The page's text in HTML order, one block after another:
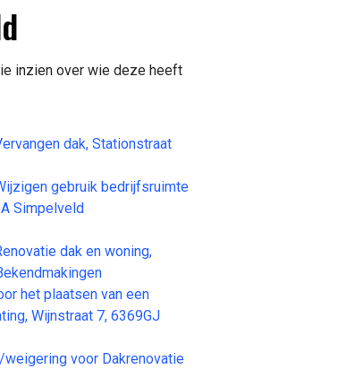
inzien over wie deze heeft
dak, Stationstraat
gebruik bedrijfsruimte
Simpelveld
dak en woning,
het plaatsen van een
Wijnstraat 7, 6369GJ
voor Dakrenovatie